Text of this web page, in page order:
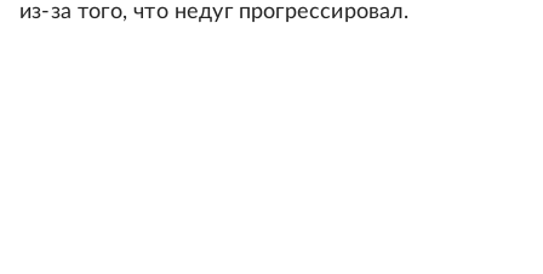
из-за того, что недуг прогрессировал.